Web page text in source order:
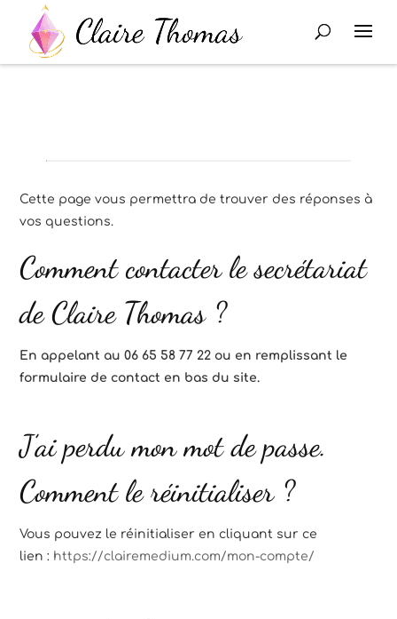
Cette page vous permettra de trouver des réponses à
vos questions.
Comment contacter le secrétariat
de Claire Thomas ?
En appelant au 06 65 58 77 22 ou en remplissant le
formulaire de contact en bas du site.
J’ai perdu mon mot de passe.
Comment le réinitialiser ?
Vous pouvez le réinitialiser en cliquant sur ce
lien : https://clairemedium.com/mon-compte/